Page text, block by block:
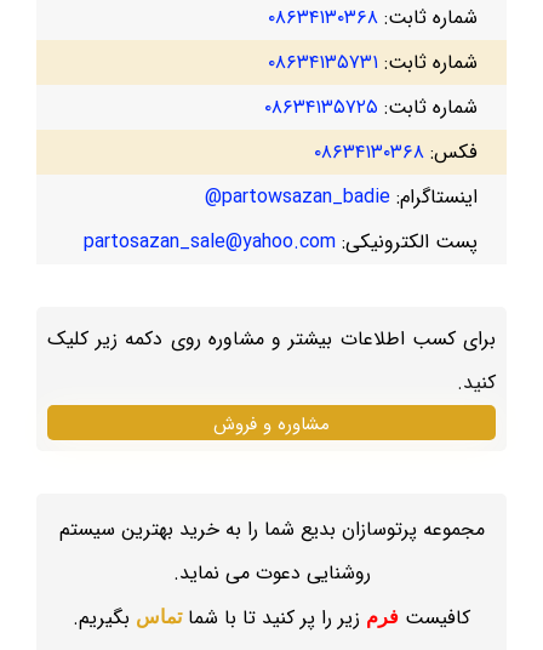
شماره ثابت: ۰۸۶۳۴۱۳۰۳۶۸
شماره ثابت: ۰۸۶۳۴۱۳۵۷۳۱
شماره ثابت: ۰۸۶۳۴۱۳۵۷۲۵
فکس: ۰۸۶۳۴۱۳۰۳۶۸
اینستاگرام: partowsazan_badie@
پست الکترونیکی: partosazan_sale@yahoo.com
برای کسب اطلاعات بیشتر و مشاوره روی دکمه زیر کلیک
کنید.
مشاوره و فروش
مجموعه پرتوسازان بدیع شما را به خرید بهترین سیستم
روشنایی دعوت می نماید.
کافیست فرم زیر را پر کنید تا با شماتماس بگیریم.